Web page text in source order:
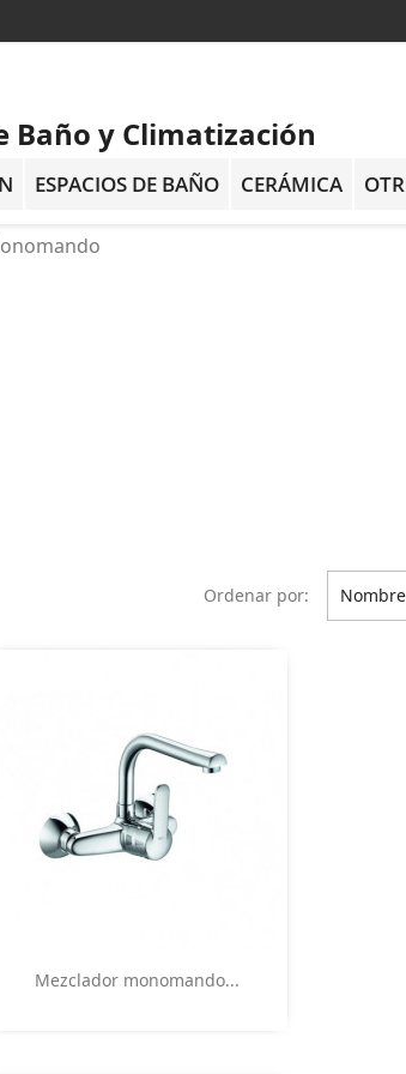
ESPACIOS DE BAÑO CERÁMICA
Baño y Climatización
Ordenar por:
Vista rápida
Mezclador monomando...